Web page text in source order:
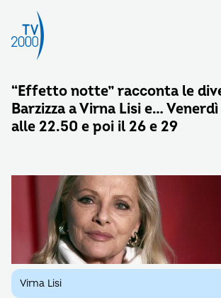
“Effetto notte” racconta le
Barzizza a Virna Lisi e…
alle 22.50 e poi il 26 e 29
Virna Lisi